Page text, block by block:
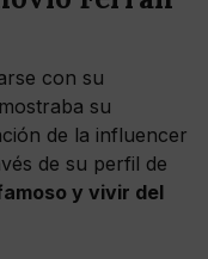
con su
su
de la influencer
de su perfil de
y vivir del